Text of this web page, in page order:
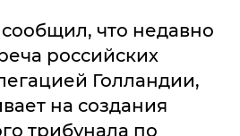
что недавно
российских
Голландии,
на создания
трибунала по